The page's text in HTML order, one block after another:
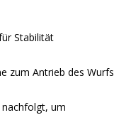
Stabilität
zum Antrieb des Wurfs
nachfolgt, um